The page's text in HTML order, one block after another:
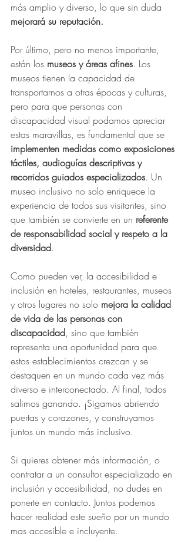
más amplio y diverso, lo que sin duda
mejorará su reputación.
Por último, pero no menos importante,
están los museos y áreas afines. Los
museos tienen la capacidad de
transportarnos a otras épocas y culturas,
pero para que personas con
discapacidad visual podamos apreciar
estas maravillas, es fundamental que se
implementen medidas como exposiciones
táctiles, audioguías descriptivas y
recorridos guiados especializados. Un
museo inclusivo no solo enriquece la
experiencia de todos sus visitantes, sino
que también se convierte en un referente
de responsabilidad social y respeto a la
diversidad.
Como pueden ver, la accesibilidad e
inclusión en hoteles, restaurantes, museos
y otros lugares no solo mejora la calidad
de vida de las personas con
discapacidad, sino que también
representa una oportunidad para que
estos establecimientos crezcan y se
destaquen en un mundo cada vez más
diverso e interconectado. Al final, todos
salimos ganando. ¡Sigamos abriendo
puertas y corazones, y construyamos
juntos un mundo más inclusivo.
Si quieres obtener más información, o
contratar a un consultor especializado en
inclusión y accesibilidad, no dudes en
ponerte en contacto. Juntos podemos
hacer realidad este sueño por un mundo
mas accesible e incluyente.